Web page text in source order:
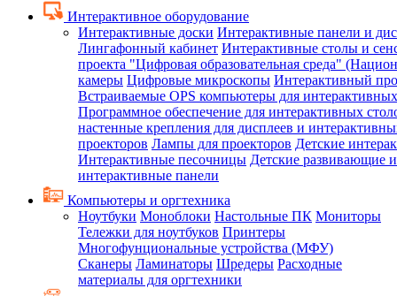
Интерактивное оборудование
Интерактивные доски Интерактивные панели и
Лингафонный кабинет Интерактивные столы и
проекта "Цифровая образовательная среда"
камеры Цифровые микроскопы Интерактивный
Встраиваемые OPS компьютеры для
Программное обеспечение для интерактивных
настенные крепления для дисплеев и
проекторов Лампы для проекторов Детские
Интерактивные песочницы Детские развивающие
интерактивные панели
Компьютеры и оргтехника
Ноутбуки Моноблоки Настольные ПК Мониторы
Тележки для ноутбуков Принтеры
Многофунциональные устройства (МФУ)
Сканеры Ламинаторы Шредеры Расходные
материалы для оргтехники